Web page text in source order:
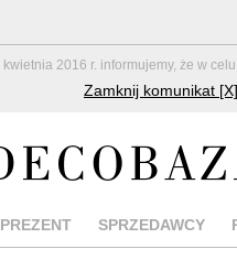
2016 r. informujemy, że w
Zamknij komunikat [X]
SPRZEDAWCY